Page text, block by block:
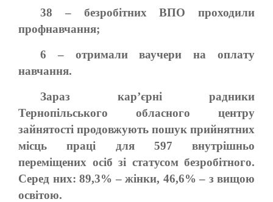
38 – безробітних ВПО проходили
профнавчання;
6 – отримали ваучери на оплату
навчання.
Зараз кар’єрні радники
Тернопільського обласного центру
зайнятості продовжують пошук прийнятних
місць праці для 597 внутрішньо
переміщених осіб зі статусом безробітного.
Серед них: 89,3% – жінки, 46,6% – з вищою
освітою.